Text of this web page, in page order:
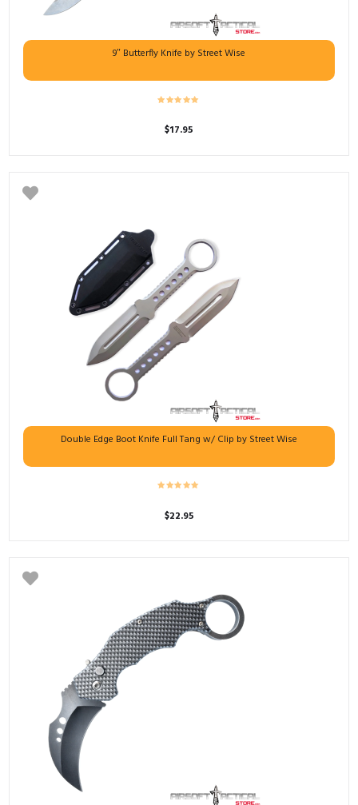
9″ Butterfly Knife by Street Wise
$17.95
Double Edge Boot Knife Full Tang w/ Clip by Street Wise
$22.95